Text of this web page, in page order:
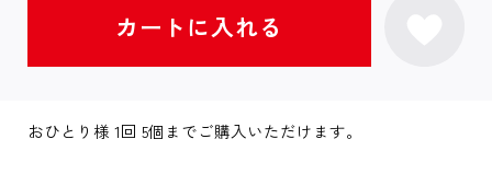
おひとり様 1回 5個までご購入いただけます。